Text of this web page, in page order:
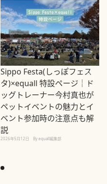
Sippo Festa(しっぽフェス
タ)×equall 特設ページ｜ド
ッグトレーナー今村真也が
ペットイベントの魅力とイ
ベント参加時の注意点も解
説
2026年5月12日 By equall編集部